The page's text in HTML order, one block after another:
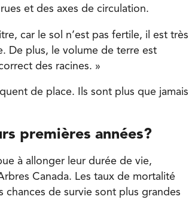
et des axes de circulation.
car le sol n’est pas fertile, il est très
De plus, le volume de terre est
des racines. »
de place. Ils sont plus que jamais
premières années?
à allonger leur durée de vie,
Canada. Les taux de mortalité
de survie sont plus grandes